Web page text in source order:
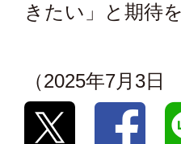
きたい」と期待
（2025年7月3